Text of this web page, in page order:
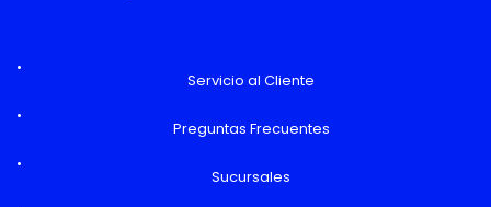
Servicio al Cliente
Preguntas Frecuentes
Sucursales